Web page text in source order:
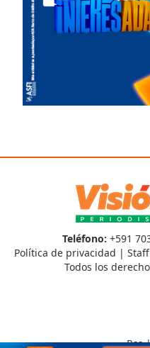
Teléfono: +591
Política de privacidad | Staff
Todos los
Rss